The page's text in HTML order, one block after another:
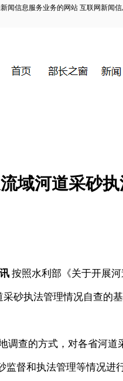
闻信息服务业务的网站 互联网新闻信
域河道采砂
按照水利部《关于开展
砂执法管理情况自查的
查的方式，对各省河道
监督和执法管理等情况